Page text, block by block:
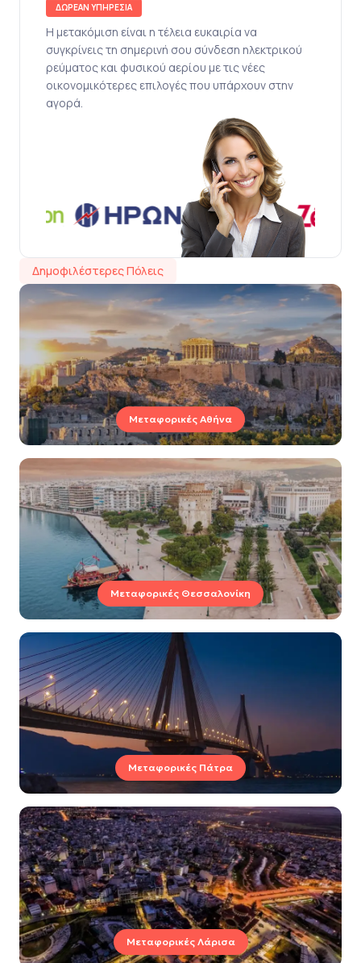
ΔΩΡΕΑΝ ΥΠΗΡΕΣΙΑ
Η μετακόμιση είναι η τέλεια ευκαιρία να
συγκρίνεις τη σημερινή σου σύνδεση ηλεκτρικού
ρεύματος και φυσικού αερίου με τις νέες
οικονομικότερες επιλογές που υπάρχουν στην
αγορά.
Δημοφιλέστερες Πόλεις
Μεταφορικές Αθήνα
Μεταφορικές Θεσσαλονίκη
Μεταφορικές Πάτρα
Μεταφορικές Λάρισα